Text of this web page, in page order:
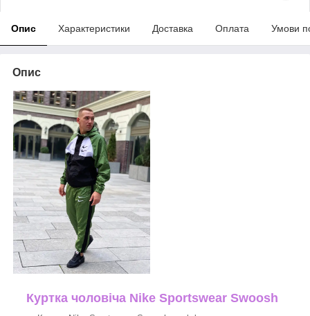
Опис Характеристики Доставка Оплата Умови
Опис
Куртка чоловіча Nike Sportswear Swoosh